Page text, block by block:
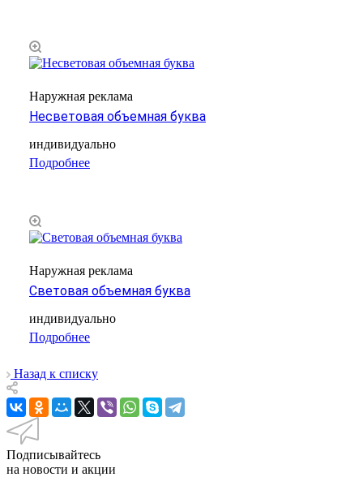
Наружная реклама
Несветовая объемная буква
индивидуально
Подробнее
Наружная реклама
Световая объемная буква
индивидуально
Подробнее
Назад к списку
Подписывайтесь
на новости и акции